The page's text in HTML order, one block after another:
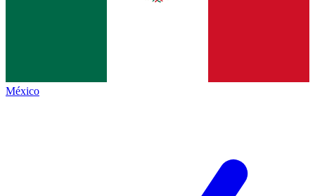
México